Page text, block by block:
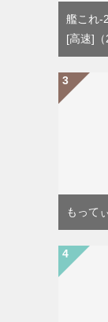
艦これ-
[高速]
もって